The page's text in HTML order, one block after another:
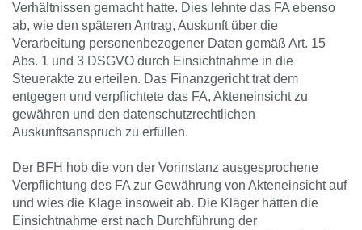
Verhältnissen gemacht hatte. Dies lehnte das FA ebenso
ab, wie den späteren Antrag, Auskunft über die
Verarbeitung personenbezogener Daten gemäß Art. 15
Abs. 1 und 3 DSGVO durch Einsichtnahme in die
Steuerakte zu erteilen. Das Finanzgericht trat dem
entgegen und verpflichtete das FA, Akteneinsicht zu
gewähren und den datenschutzrechtlichen
Auskunftsanspruch zu erfüllen.
Der BFH hob die von der Vorinstanz ausgesprochene
Verpflichtung des FA zur Gewährung von Akteneinsicht auf
und wies die Klage insoweit ab. Die Kläger hätten die
Einsichtnahme erst nach Durchführung der